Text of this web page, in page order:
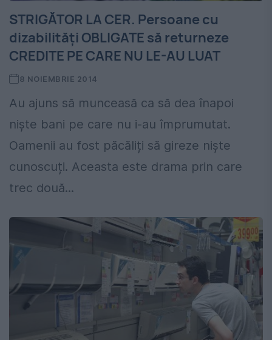
STRIGĂTOR LA CER. Persoane cu
dizabilități OBLIGATE să returneze
CREDITE PE CARE NU LE-AU LUAT
8 NOIEMBRIE 2014
Au ajuns să munceasă ca să dea înapoi
niște bani pe care nu i-au împrumutat.
Oamenii au fost păcăliți să gireze niște
cunoscuți. Aceasta este drama prin care
trec două...